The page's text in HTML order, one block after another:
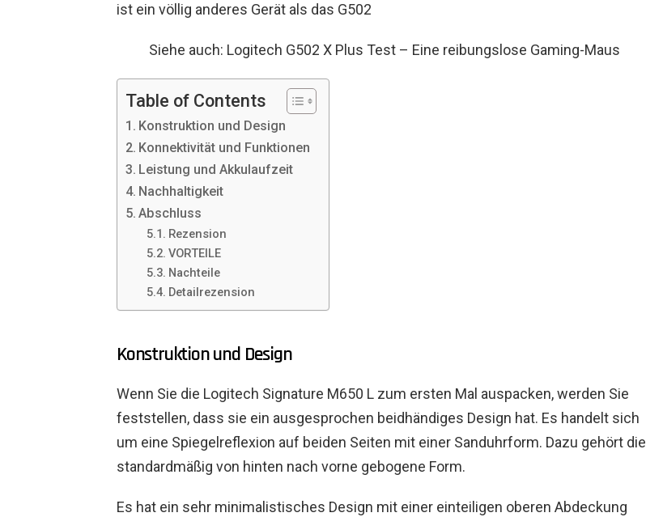
ist ein völlig anderes Gerät als das G502
Siehe auch: Logitech G502 X Plus Test – Eine reibungslose Gaming-Maus
Table of Contents
Konstruktion und Design
Konnektivität und Funktionen
Leistung und Akkulaufzeit
Nachhaltigkeit
Abschluss
Rezension
VORTEILE
Nachteile
Detailrezension
Konstruktion und Design
Wenn Sie die Logitech Signature M650 L zum ersten Mal auspacken, werden Sie
feststellen, dass sie ein ausgesprochen beidhändiges Design hat. Es handelt sich
um eine Spiegelreflexion auf beiden Seiten mit einer Sanduhrform. Dazu gehört die
standardmäßig von hinten nach vorne gebogene Form.
Es hat ein sehr minimalistisches Design mit einer einteiligen oberen Abdeckung